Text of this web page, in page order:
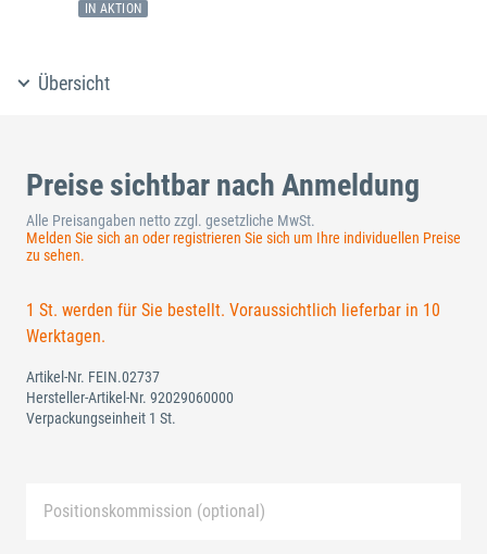
IN AKTION
Übersicht
Preise sichtbar nach Anmeldung
Alle Preisangaben netto zzgl. gesetzliche MwSt.
Melden Sie sich an oder registrieren Sie sich um Ihre individuellen Preise
zu sehen.
1 St. werden für Sie bestellt. Voraussichtlich lieferbar in 10
Werktagen.
Artikel-Nr. FEIN.02737
Hersteller-Artikel-Nr. 92029060000
Verpackungseinheit 1 St.
Positionskommission (optional)